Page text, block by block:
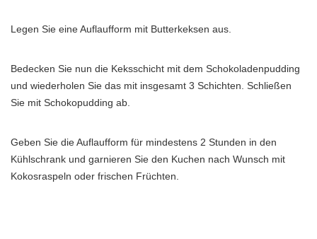
Legen Sie eine Auflaufform mit Butterkeksen aus.
Bedecken Sie nun die Keksschicht mit dem Schokoladenpudding
und wiederholen Sie das mit insgesamt 3 Schichten. Schließen
Sie mit Schokopudding ab.
Geben Sie die Auflaufform für mindestens 2 Stunden in den
Kühlschrank und garnieren Sie den Kuchen nach Wunsch mit
Kokosraspeln oder frischen Früchten.